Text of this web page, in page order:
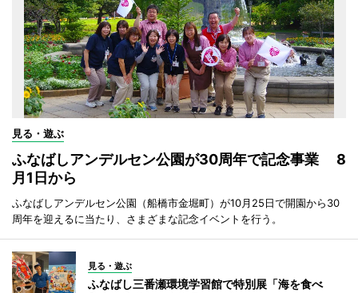
見る・遊ぶ
ふなばしアンデルセン公園が30周年で記念事業 8
月1日から
ふなばしアンデルセン公園（船橋市金堀町）が10月25日で開園から30
周年を迎えるに当たり、さまざまな記念イベントを行う。
見る・遊ぶ
ふなばし三番瀬環境学習館で特別展「海を食べ